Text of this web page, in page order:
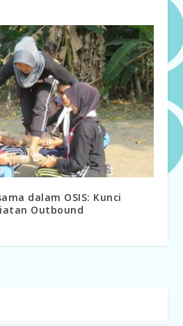
dalam OSIS: Kunci
Outbound